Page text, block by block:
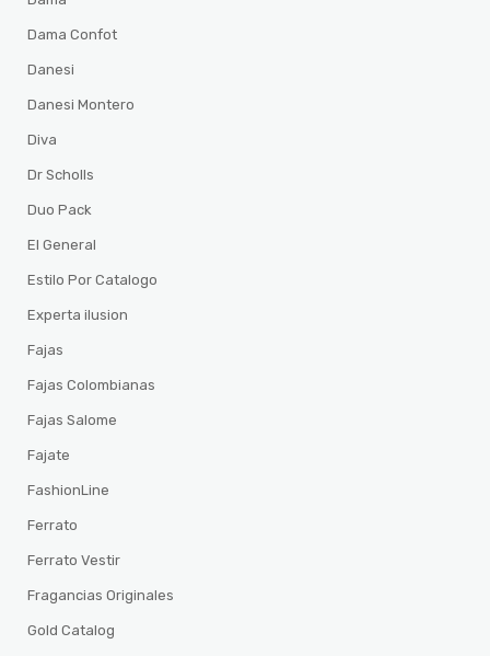
Dama Confot
Danesi
Danesi Montero
Diva
Dr Scholls
Duo Pack
El General
Estilo Por Catalogo
Experta ilusion
Fajas
Fajas Colombianas
Fajas Salome
Fajate
FashionLine
Ferrato
Ferrato Vestir
Fragancias Originales
Gold Catalog